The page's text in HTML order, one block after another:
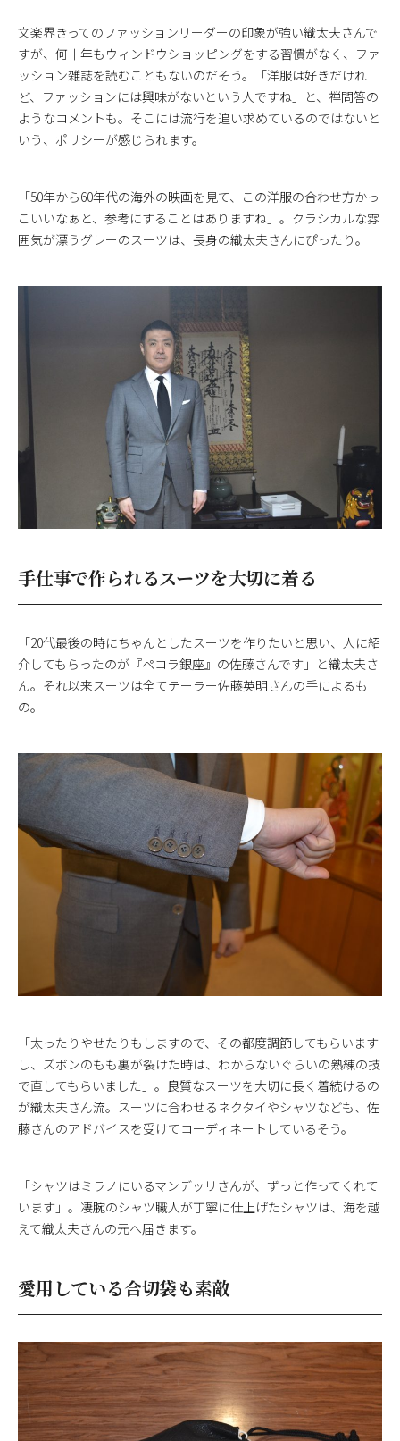
文楽界きってのファッションリーダーの印象が強い織太夫さんで
すが、何十年もウィンドウショッピングをする習慣がなく、ファ
ッション雑誌を読むこともないのだそう。「洋服は好きだけれ
ど、ファッションには興味がないという人ですね」と、禅問答の
ようなコメントも。そこには流行を追い求めているのではないと
いう、ポリシーが感じられます。
「50年から60年代の海外の映画を見て、この洋服の合わせ方かっ
こいいなぁと、参考にすることはありますね」。クラシカルな雰
囲気が漂うグレーのスーツは、長身の織太夫さんにぴったり。
手仕事で作られるスーツを大切に着る
「20代最後の時にちゃんとしたスーツを作りたいと思い、人に紹
介してもらったのが『ペコラ銀座』の佐藤さんです」と織太夫さ
ん。それ以来スーツは全てテーラー佐藤英明さんの手によるも
の。
「太ったりやせたりもしますので、その都度調節してもらいます
し、ズボンのもも裏が裂けた時は、わからないぐらいの熟練の技
で直してもらいました」。良質なスーツを大切に長く着続けるの
が織太夫さん流。スーツに合わせるネクタイやシャツなども、佐
藤さんのアドバイスを受けてコーディネートしているそう。
「シャツはミラノにいるマンデッリさんが、ずっと作ってくれて
います」。凄腕のシャツ職人が丁寧に仕上げたシャツは、海を越
えて織太夫さんの元へ届きます。
愛用している合切袋も素敵